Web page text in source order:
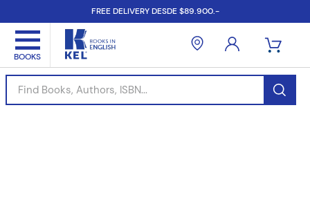
FREE DELIVERY DESDE $89.900.-
Find Books, Authors, ISBN...